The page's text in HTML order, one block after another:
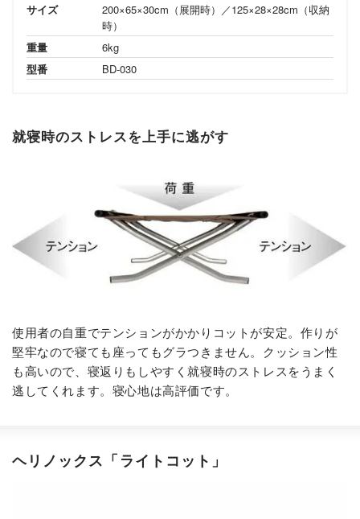
サイズ
200×65×30cm（展開時）／125×28×28cm（収納
時）
重量
6kg
型番
BD-030
就寝時のストレスを上手に逃がす
使用者の自重でテンションがかかりコットが安定。作りが
堅牢なので寝ても座ってもグラつきません。クッション性
も高いので、寝返りもしやすく就寝時のストレスをうまく
逃してくれます。寝心地は高評価です。
ヘリノックス「ライトコット」